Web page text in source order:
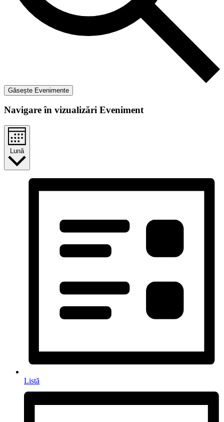
Găsește Evenimente
Navigare în vizualizări Eveniment
Lună
Listă